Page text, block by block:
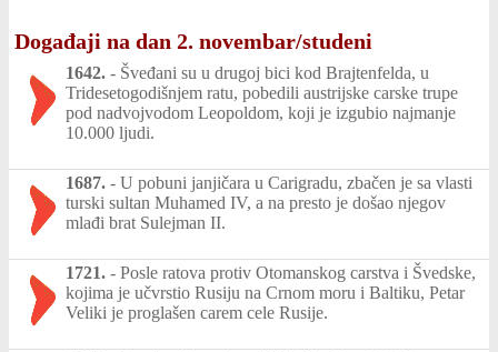
Događaji na dan 2. novembar/studeni
1642. - Šveđani su u drugoj bici kod Brajtenfelda, u
Tridesetogodišnjem ratu, pobedili austrijske carske trupe
pod nadvojvodom Leopoldom, koji je izgubio najmanje
10.000 ljudi.
1687. - U pobuni janjičara u Carigradu, zbačen je sa vlasti
turski sultan Muhamed IV, a na presto je došao njegov
mlađi brat Sulejman II.
1721. - Posle ratova protiv Otomanskog carstva i Švedske,
kojima je učvrstio Rusiju na Crnom moru i Baltiku, Petar
Veliki je proglašen carem cele Rusije.